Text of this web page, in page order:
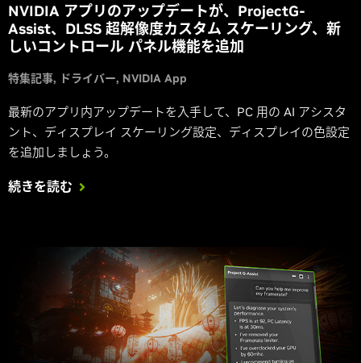
NVIDIA アプリのアップデートが、ProjectG-
Assist、DLSS 超解像度カスタム スケーリング、新
しいコントロール パネル機能を追加
特集記事 ドライバー NVIDIA App
最新のアプリ内アップデートを入手して、PC 用の AI アシスタ
ント、ディスプレイ スケーリング設定、ディスプレイの色設定
を追加しましょう。
続きを読む